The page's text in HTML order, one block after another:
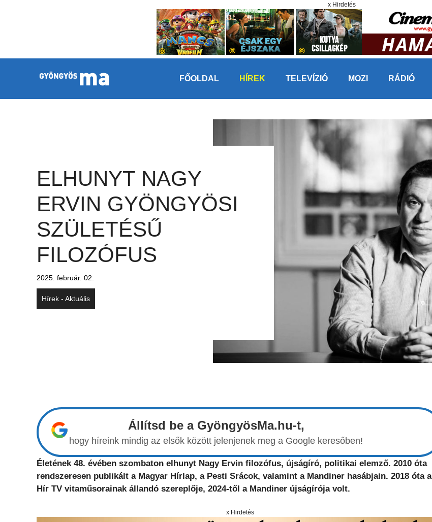
x Hirdetés
FŐOLDAL HÍREK TELEVÍZIÓ MOZI RÁDIÓ
ELHUNYT NAGY
ERVIN GYÖNGYÖSI
SZÜLETÉSŰ
FILOZÓFUS
2025. február. 02.
Hírek - Aktuális
Állítsd be a GyöngyösMa.hu-t,
hogy híreink mindig az elsők között jelenjenek meg a Google keresőben!
Életének 48. évében szombaton elhunyt Nagy Ervin filozófus, újságíró, politikai elemző. 2010 óta
rendszeresen publikált a Magyar Hírlap, a Pesti Srácok, valamint a Mandiner hasábjain. 2018 óta a
Hír TV vitaműsorainak állandó szereplője, 2024-től a Mandiner újságírója volt.
x Hirdetés